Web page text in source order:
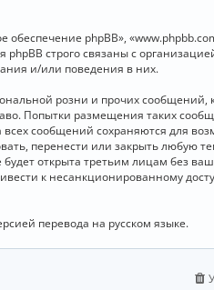
phpBB»,
строго связаны с
и/или поведения в них.
розни и прочих сообщений,
Попытки размещения таких
сообщений сохраняются для
перенести или закрыть любую
открыта третьим лицам без
к несанкционированному
перевода на русском языке.